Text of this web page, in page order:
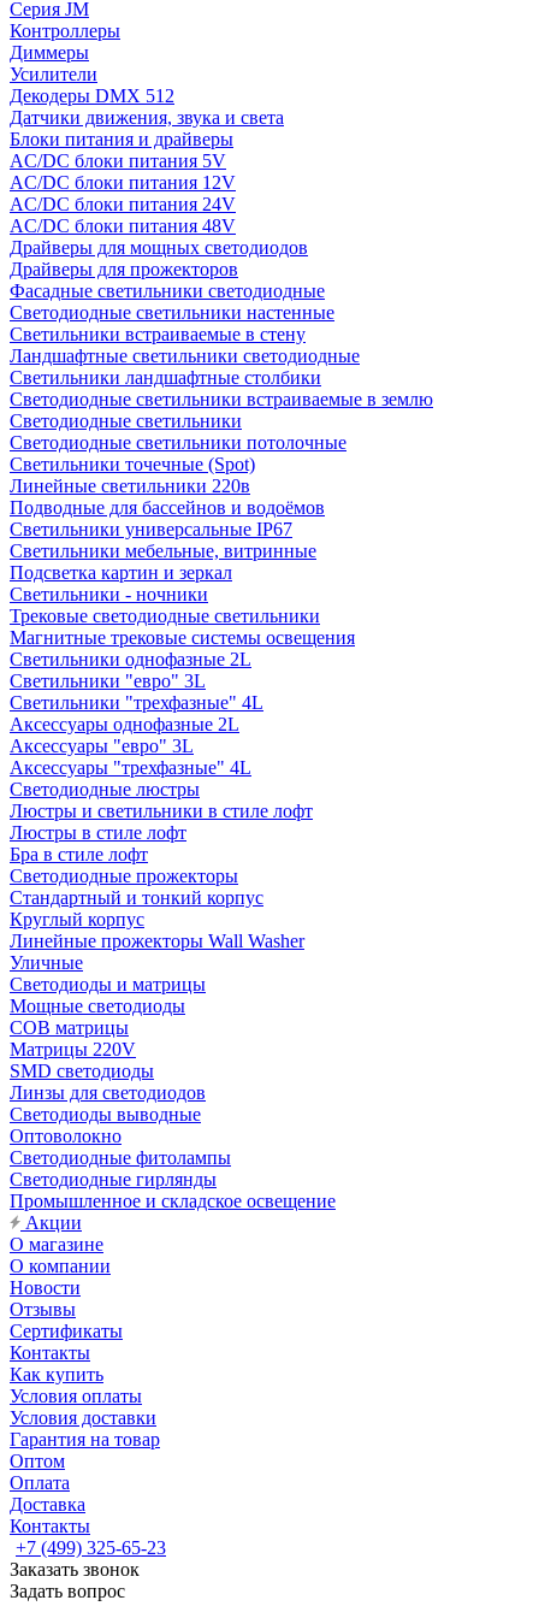
Серия JM
Контроллеры
Диммеры
Усилители
Декодеры DMX 512
Датчики движения, звука и света
Блоки питания и драйверы
AC/DC блоки питания 5V
AC/DC блоки питания 12V
AC/DC блоки питания 24V
AC/DC блоки питания 48V
Драйверы для мощных светодиодов
Драйверы для прожекторов
Фасадные светильники светодиодные
Светодиодные светильники настенные
Светильники встраиваемые в стену
Ландшафтные светильники светодиодные
Светильники ландшафтные столбики
Светодиодные светильники встраиваемые в землю
Светодиодные светильники
Светодиодные светильники потолочные
Светильники точечные (Spot)
Линейные светильники 220в
Подводные для бассейнов и водоёмов
Светильники универсальные IP67
Светильники мебельные, витринные
Подсветка картин и зеркал
Светильники - ночники
Трековые светодиодные светильники
Магнитные трековые системы освещения
Светильники однофазные 2L
Светильники "евро" 3L
Светильники "трехфазные" 4L
Аксессуары однофазные 2L
Аксессуары "евро" 3L
Аксессуары "трехфазные" 4L
Светодиодные люстры
Люстры и светильники в стиле лофт
Люстры в стиле лофт
Бра в стиле лофт
Светодиодные прожекторы
Стандартный и тонкий корпус
Круглый корпус
Линейные прожекторы Wall Washer
Уличные
Светодиоды и матрицы
Мощные светодиоды
COB матрицы
Матрицы 220V
SMD светодиоды
Линзы для светодиодов
Светодиоды выводные
Оптоволокно
Светодиодные фитолампы
Светодиодные гирлянды
Промышленное и складское освещение
Акции
О магазине
О компании
Новости
Отзывы
Сертификаты
Контакты
Как купить
Условия оплаты
Условия доставки
Гарантия на товар
Оптом
Оплата
Доставка
Контакты
+7 (499) 325-65-23
Заказать звонок
Задать вопрос